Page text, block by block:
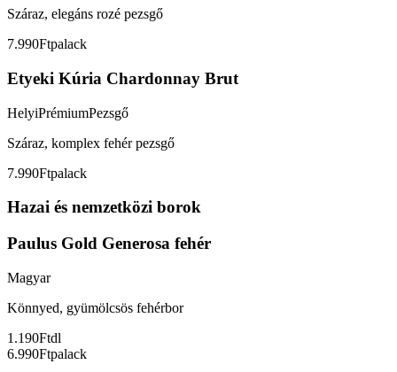
Száraz, elegáns rozé pezsgő
7.990Ftpalack
Etyeki Kúria Chardonnay Brut
HelyiPrémiumPezsgő
Száraz, komplex fehér pezsgő
7.990Ftpalack
Hazai és nemzetközi borok
Paulus Gold Generosa fehér
Magyar
Könnyed, gyümölcsös fehérbor
1.190Ftdl
6.990Ftpalack